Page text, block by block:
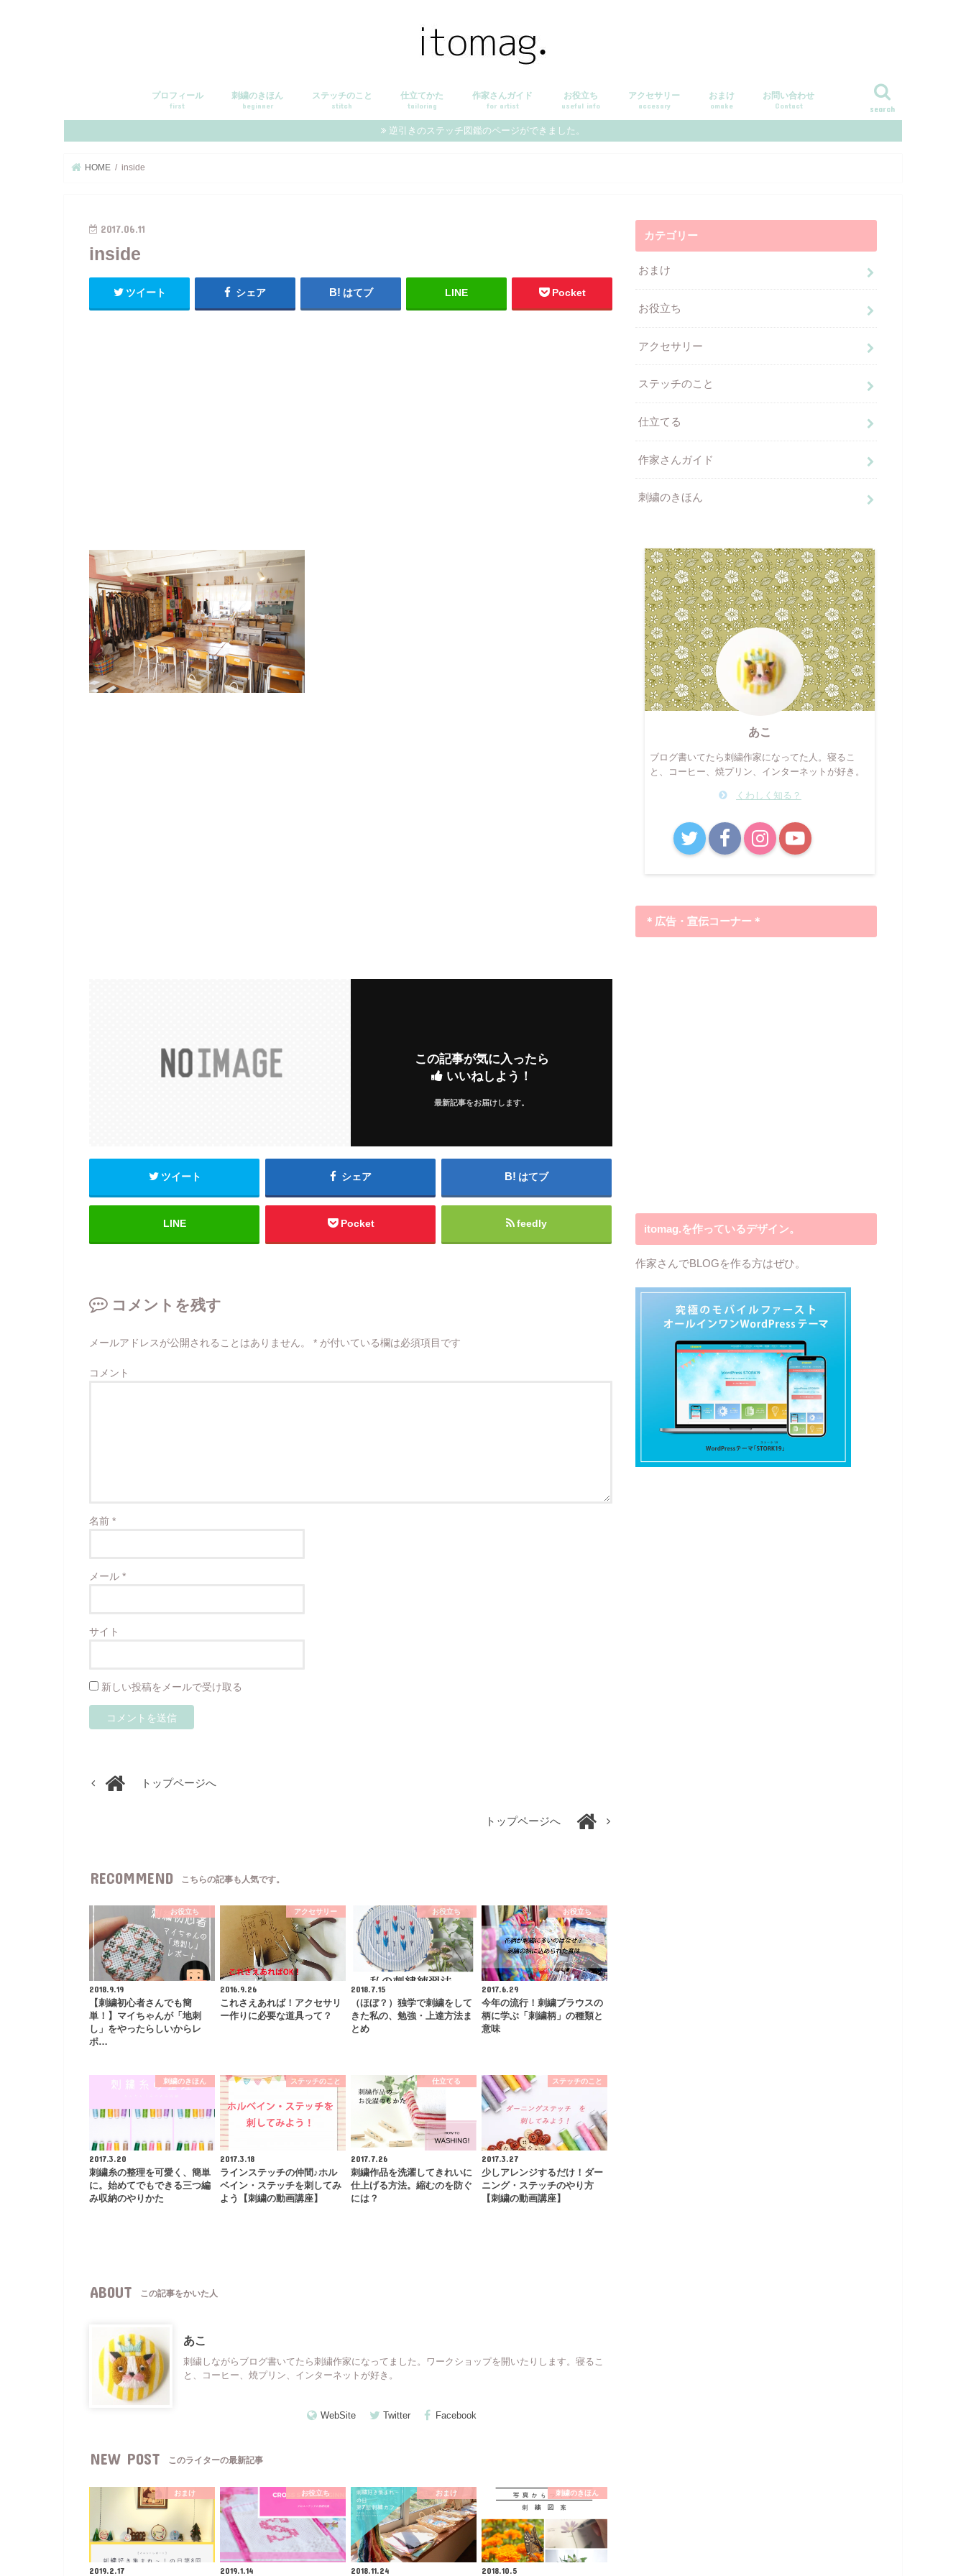
search
プロフィール
first
刺繍のきほん
beginner
ステッチのこと
stitch
仕立てかた
tailoring
作家さんガイド
for artist
お役立ち
useful info
アクセサリー
accesary
おまけ
omake
お問い合わせ
Contact
逆引きのステッチ図鑑のページができました。
HOME inside
2017.06.11
inside
ツイート シェア はてブ LINE Pocket
この記事が気に入ったら
いいねしよう！
最新記事をお届けします。
ツイート シェア はてブ
LINE Pocket feedly
コメントを残す
メールアドレスが公開されることはありません。 * が付いている欄は必須項目です
コメント
名前 *
メール *
サイト
新しい投稿をメールで受け取る
トップページへ
トップページへ
RECOMMEND こちらの記事も人気です。
お役立ち
2018.9.19
【刺繍初心者さんでも簡
単！】マイちゃんが「地刺
し」をやったらしいからレ
ポ…
アクセサリー
2016.9.26
これさえあれば！アクセサリ
ー作りに必要な道具って？
お役立ち
2018.7.15
（ほぼ？）独学で刺繍をして
きた私の、勉強・上達方法ま
とめ
お役立ち
2017.6.29
今年の流行！刺繍ブラウスの
柄に学ぶ「刺繍柄」の種類と
意味
刺繍のきほん
2017.3.20
刺繍糸の整理を可愛く、簡単
に。始めてでもできる三つ編
み収納のやりかた
ステッチのこと
2017.3.18
ラインステッチの仲間♪ホル
ベイン・ステッチを刺してみ
よう【刺繍の動画講座】
仕立てる
2017.7.26
刺繍作品を洗濯してきれいに
仕上げる方法。縮むのを防ぐ
には？
ステッチのこと
2017.3.27
少しアレンジするだけ！ダー
ニング・ステッチのやり方
【刺繍の動画講座】
ABOUT この記事をかいた人
あこ
刺繍しながらブログ書いてたら刺繍作家になってました。ワークショップを開いたりします。寝るこ
と、コーヒー、焼プリン、インターネットが好き。
WebSite Twitter Facebook
NEW POST このライターの最新記事
おまけ
2019.2.17
お役立ち
2019.1.14
おまけ
2018.11.24
刺繍のきほん
2018.10.5
カテゴリー
おまけ
お役立ち
アクセサリー
ステッチのこと
仕立てる
作家さんガイド
刺繍のきほん
あこ
ブログ書いてたら刺繍作家になってた人。寝るこ
と、コーヒー、焼プリン、インターネットが好き。
くわしく知る？
＊広告・宣伝コーナー＊
itomag.を作っているデザイン。
作家さんでBLOGを作る方はぜひ。